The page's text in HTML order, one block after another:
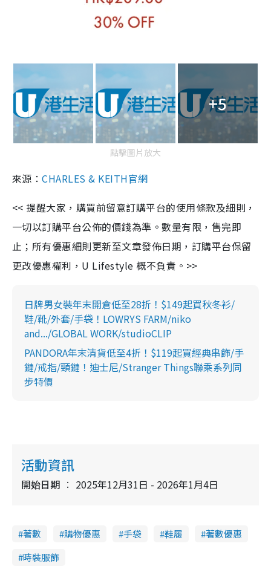
+5
點擊圖片放大
來源：CHARLES & KEITH官網
<< 提醒大家，購買前留意訂購平台的使用條款及細則，
一切以訂購平台公佈的價錢為準。數量有限，售完即
止；所有優惠細則更新至文章發佈日期，訂購平台保留
更改優惠權利，U Lifestyle 概不負責。>>
日牌男女裝年末開倉低至28折！$149起買秋冬衫/
鞋/靴/外套/手袋！LOWRYS FARM/niko
and.../GLOBAL WORK/studioCLIP
PANDORA年末清貨低至4折！$119起買經典串飾/手
鏈/戒指/頸鏈！迪士尼/Stranger Things聯乘系列同
步特價
活動資訊
開始日期 2025年12月31日 - 2026年1月4日
著數 購物優惠 手袋 鞋履
著數優惠
時裝服飾